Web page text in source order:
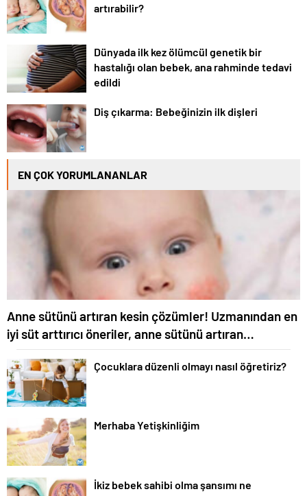
artırabilir?
Dünyada ilk kez ölümcül genetik bir
hastalığı olan bebek, ana rahminde tedavi
edildi
Diş çıkarma: Bebeğinizin ilk dişleri
EN ÇOK YORUMLANANLAR
Anne sütünü artıran kesin çözümler! Uzmanından en
iyi süt arttırıcı öneriler, anne sütünü artıran
yiyecekler
Çocuklara düzenli olmayı nasıl öğretiriz?
Merhaba Yetişkinliğim
İkiz bebek sahibi olma şansımı ne